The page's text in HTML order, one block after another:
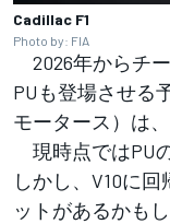
Cadillac F1
Photo by: FIA
2026年からチ
PUも登場させる
モータース）は
現時点ではPU
しかし、V10に
ットがあるかもし